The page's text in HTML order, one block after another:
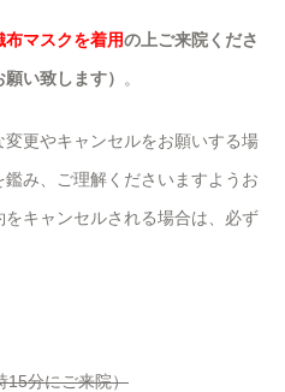
布マスクを着用の上ご来院くださ
い致します）
。
更やキャンセルをお願いする場
み、ご理解くださいますようお
キャンセルされる場合は、必ず
分にご来院）